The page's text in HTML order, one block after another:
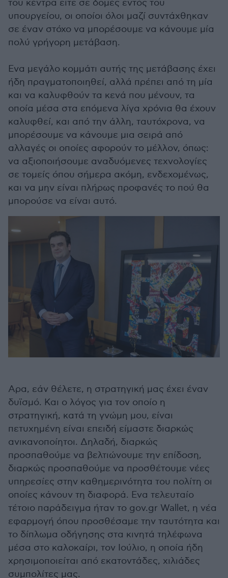
του κέντρα είτε σε δομές εντός του
υπουργείου, οι οποίοι όλοι μαζί συντάχθηκαν
σε έναν στόχο να μπορέσουμε να κάνουμε μία
πολύ γρήγορη μετάβαση.
Ενα μεγάλο κομμάτι αυτής της μετάβασης έχει
ήδη πραγματοποιηθεί, αλλά πρέπει από τη μία
και να καλυφθούν τα κενά που μένουν, τα
οποία μέσα στα επόμενα λίγα χρόνια θα έχουν
καλυφθεί, και από την άλλη, ταυτόχρονα, να
μπορέσουμε να κάνουμε μια σειρά από
αλλαγές οι οποίες αφορούν το μέλλον, όπως:
να αξιοποιήσουμε αναδυόμενες τεχνολογίες
σε τομείς όπου σήμερα ακόμη, ενδεχομένως,
και να μην είναι πλήρως προφανές το πού θα
μπορούσε να είναι αυτό.
Αρα, εάν θέλετε, η στρατηγική μας έχει έναν
δυϊσμό. Και ο λόγος για τον οποίο η
στρατηγική, κατά τη γνώμη μου, είναι
πετυχημένη είναι επειδή είμαστε διαρκώς
ανικανοποίητοι. Δηλαδή, διαρκώς
προσπαθούμε να βελτιώνουμε την επίδοση,
διαρκώς προσπαθούμε να προσθέτουμε νέες
υπηρεσίες στην καθημερινότητα του πολίτη οι
οποίες κάνουν τη διαφορά. Ενα τελευταίο
τέτοιο παράδειγμα ήταν το gov.gr Wallet, η νέα
εφαρμογή όπου προσθέσαμε την ταυτότητα και
το δίπλωμα οδήγησης στα κινητά τηλέφωνα
μέσα στο καλοκαίρι, τον Ιούλιο, η οποία ήδη
χρησιμοποιείται από εκατοντάδες, χιλιάδες
συμπολίτες μας.